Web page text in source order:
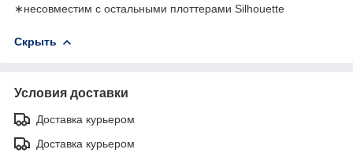
∗несовместим с остальными плоттерами Silhouette
Скрыть
Условия доставки
Доставка курьером
Доставка курьером